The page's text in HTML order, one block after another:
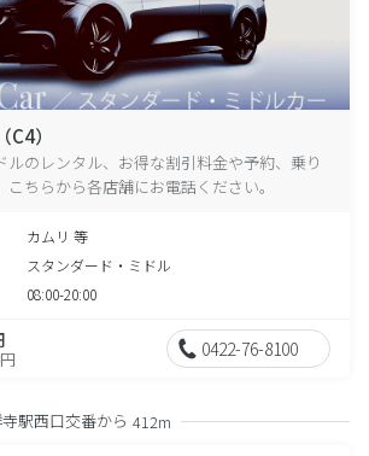
）
ルのレンタル、お得な割引料金や予約、乗り
ちらから各店舗にお電話ください。
カムリ 等
スタンダード・ミドル
08:00-20:00
0422-76-8100
駅西口交番から 412m